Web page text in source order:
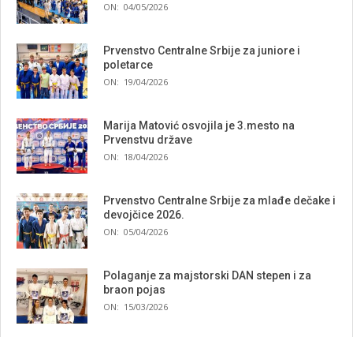
ON: 04/05/2026
Prvenstvo Centralne Srbije za juniore i
poletarce
ON: 19/04/2026
Marija Matović osvojila je 3.mesto na
Prvenstvu države
ON: 18/04/2026
Prvenstvo Centralne Srbije za mlađe dečake i
devojčice 2026.
ON: 05/04/2026
Polaganje za majstorski DAN stepen i za
braon pojas
ON: 15/03/2026